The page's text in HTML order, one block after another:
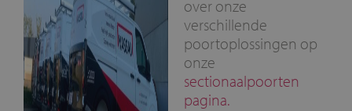
over onze
verschillende
poortoplossingen op
onze
sectionaalpoorten
pagina.